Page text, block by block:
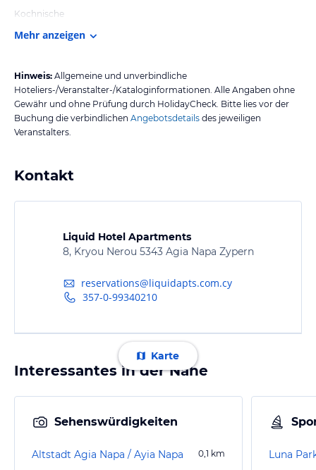
Kochnische
Mehr anzeigen
Hinweis: Allgemeine und unverbindliche
Hoteliers-/Veranstalter-/Kataloginformationen. Alle Angaben ohne
Gewähr und ohne Prüfung durch HolidayCheck. Bitte lies vor der
Buchung die verbindlichen Angebotsdetails des jeweiligen
Veranstalters.
Kontakt
Liquid Hotel Apartments
8, Kryou Nerou 5343 Agia Napa Zypern
reservations@liquidapts.com.cy
357-0-99340210
Karte
Interessantes in der Nähe
Sehenswürdigkeiten
Altstadt Agia Napa / Ayia Napa 0,1 km Luna